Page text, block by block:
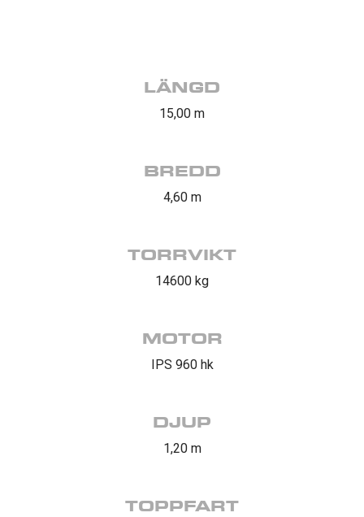
LÄNGD
15,00 m
BREDD
4,60 m
TORRVIKT
14600 kg
MOTOR
IPS 960 hk
DJUP
1,20 m
TOPPFART